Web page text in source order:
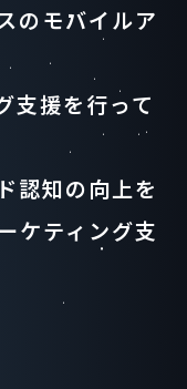
のモバイルア
支援を行って
認知の向上を
ケティング支